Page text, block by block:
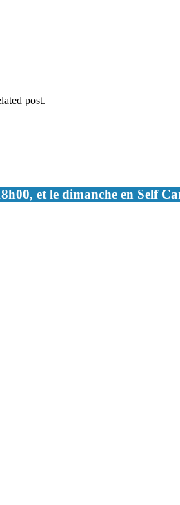
post.
et le dimanche en Self